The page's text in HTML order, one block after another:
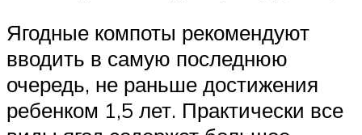
Ягодные компоты рекомендуют
вводить в самую последнюю
очередь, не раньше достижения
ребенком 1,5 лет. Практически все